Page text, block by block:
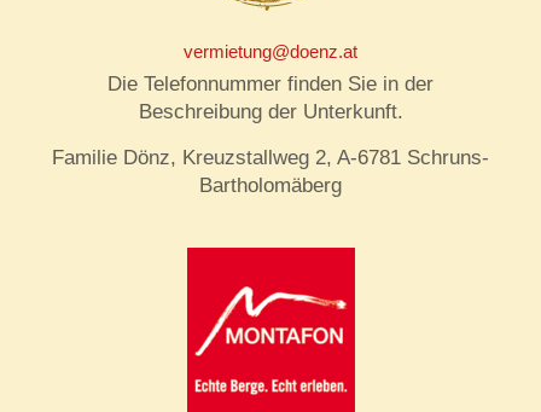
vermietung@doenz.at
Die Telefonnummer finden Sie in der
Beschreibung der Unterkunft.
Familie Dönz, Kreuzstallweg 2, A-6781 Schruns-
Bartholomäberg